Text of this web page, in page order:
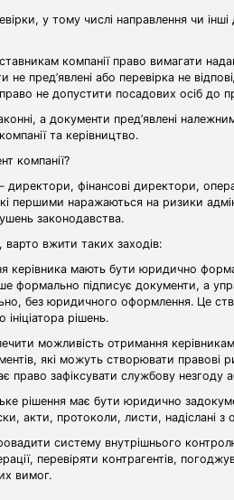
у тому числі направлення чи
компанії право вимагати
не пред’явлені або перевірка не
не допустити посадових осіб до
а документи пред’явлені
та керівництво.
компанії?
фінансові директори,
першими наражаються на ризики
законодавства.
варто вжити таких заходів:
керівника мають бути юридично
формально підписує документи, а
без юридичного оформлення. Це
рішень.
можливість отримання
які можуть створювати правові
право зафіксувати службову незгоду
рішення має бути юридично
акти, протоколи, листи, надіслані з
систему внутрішнього
перевіряти контрагентів,
вимог.